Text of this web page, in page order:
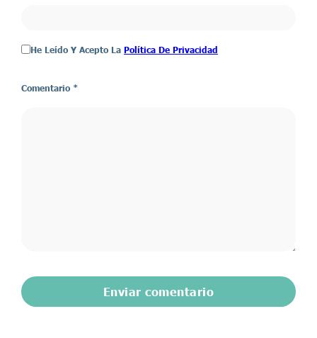
He Leído Y Acepto La Política De Privacidad
Comentario *